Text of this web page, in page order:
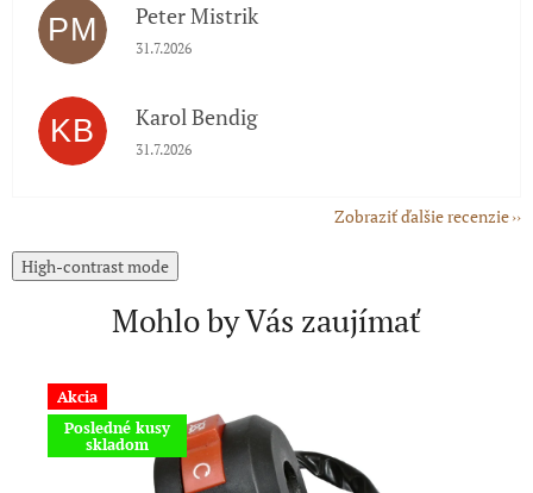
PM Peter Mistrik
Hodnotenie obchodu je 5 z 5 hviezdičiek.
31.7.2026
KB Karol Bendig
Hodnotenie obchodu je 5 z 5 hviezdičiek.
31.7.2026
Zobraziť ďalšie recenzie
High-contrast mode
Mohlo by Vás zaujímať
Akcia
Posledné kusy
skladom